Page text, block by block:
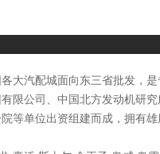
大汽配城面向东三省批发，
限公司、中国北方发动机研
等单位出资组建而成，拥有